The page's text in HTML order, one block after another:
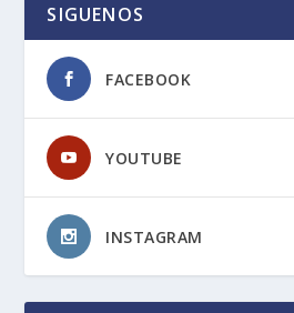
SIGUENOS
FACEBOOK
YOUTUBE
INSTAGRAM